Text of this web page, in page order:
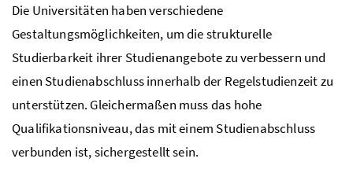
Die Universitäten haben verschiedene
Gestaltungsmöglichkeiten, um die strukturelle
Studierbarkeit ihrer Studienangebote zu verbessern und
einen Studienabschluss innerhalb der Regelstudienzeit zu
unterstützen. Gleichermaßen muss das hohe
Qualifikationsniveau, das mit einem Studienabschluss
verbunden ist, sichergestellt sein.